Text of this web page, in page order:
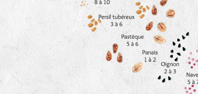
BINGENHEIMER SAATGUT (BGH)
DE BOLSTER (DBO)
GRAINE DEL PAÏS (GDP)
www.grainesdelpais.com
JARDIN EN’VIE (JEV)
Légumes feuilles
Légumes racines
Plantes aromatiques